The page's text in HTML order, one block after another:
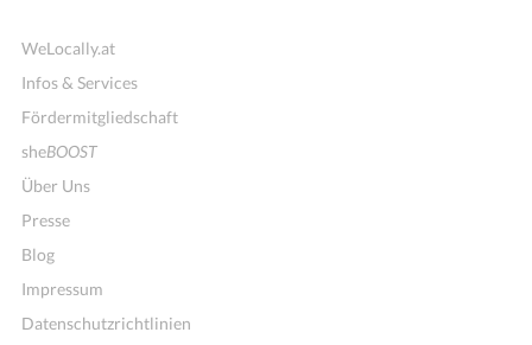
WeLocally.at
Infos & Services
Fördermitgliedschaft
sheBOOST
Über Uns
Presse
Blog
Impressum
Datenschutzrichtlinien